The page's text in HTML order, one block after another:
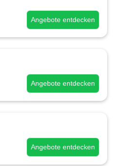
Angebote entdecken
Angebote entdecken
Angebote entdecken